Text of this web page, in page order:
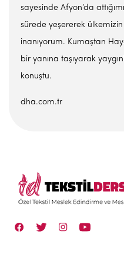
sayesinde Afyon’da
sürede yeşererek
inanıyorum. Kumaştan
bir yanına taşıyarak
konuştu.
dha.com.tr